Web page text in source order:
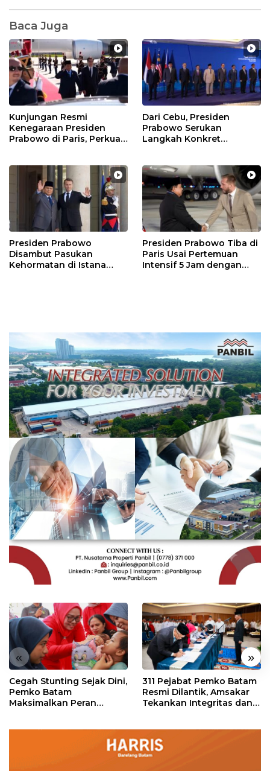
Baca Juga
Kunjungan Resmi
Kenegaraan Presiden
Prabowo di Paris, Perkuat
Dari Cebu, Presiden
Prabowo Serukan
Langkah Konkret
Presiden Prabowo
Disambut Pasukan
Kehormatan di Istana
Presiden Prabowo Tiba di
Paris Usai Pertemuan
Intensif 5 Jam dengan
« »
Cegah Stunting Sejak Dini,
Pemko Batam
Maksimalkan Peran
311 Pejabat Pemko Batam
Resmi Dilantik, Amsakar
Tekankan Integritas dan